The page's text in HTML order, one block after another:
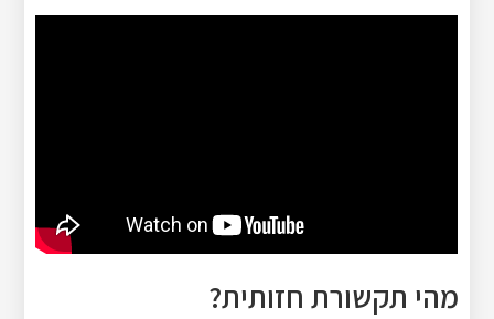
מהי תקשורת חזותית?